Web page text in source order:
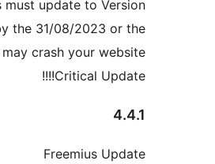
All users must update to
5.0.0 by the 31/08/2023
plugin may crash your
Freemius